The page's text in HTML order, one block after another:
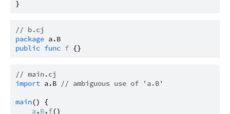
// b.cj
package a.B
public func f
// main.cj
import a.B // ambiguous use of 'a.B'
main() {
a.B.f()